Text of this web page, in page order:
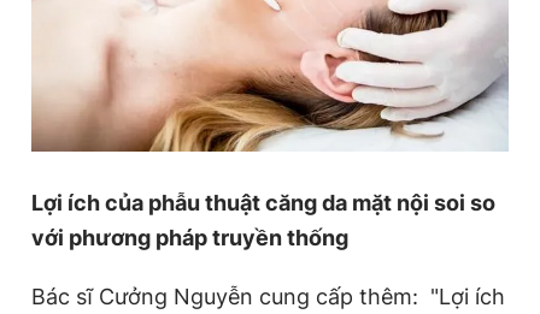
Lợi ích của phẫu thuật căng da mặt nội soi so
với phương pháp truyền thống
Bác sĩ Cưởng Nguyễn cung cấp thêm: "Lợi ích